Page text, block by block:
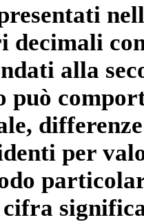
decimali
alla
può
per